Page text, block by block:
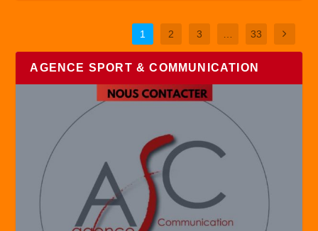
1 2 3 33
AGENCE SPORT & COMMUNICATION